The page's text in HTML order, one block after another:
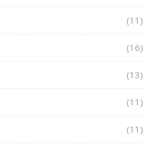
(11)
(16)
(13)
(11)
(11)